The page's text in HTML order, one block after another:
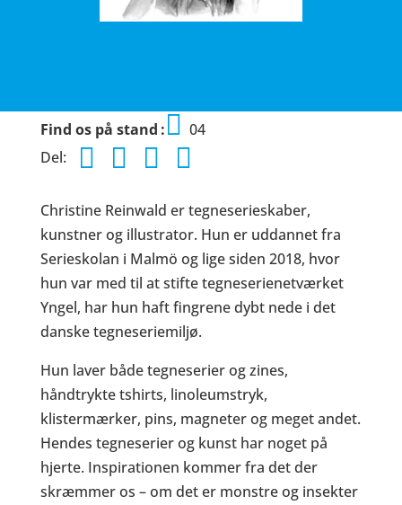
Find os på stand
04
Del:
Christine Reinwald er tegneserieskaber,
kunstner og illustrator. Hun er uddannet fra
Serieskolan i Malmö og lige siden 2018, hvor
hun var med til at stifte tegneserienetværket
Yngel, har hun haft fingrene dybt nede i det
danske tegneseriemiljø.
Hun laver både tegneserier og zines,
håndtrykte tshirts, linoleumstryk,
klistermærker, pins, magneter og meget andet.
Hendes tegneserier og kunst har noget på
hjerte. Inspirationen kommer fra det der
skræmmer os – om det er monstre og insekter